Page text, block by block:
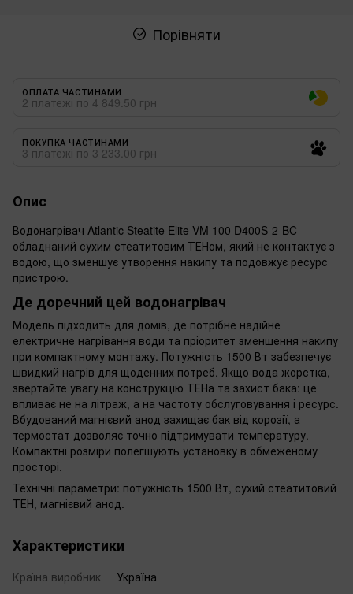
Порівняти
ОПЛАТА ЧАСТИНАМИ
2 платежі по 4 849.50 грн
ПОКУПКА ЧАСТИНАМИ
3 платежі по 3 233.00 грн
Опис
Водонагрівач Atlantic Steatite Elite VM 100 D400S-2-BC
обладнаний сухим стеатитовим ТЕНом, який не контактує з
водою, що зменшує утворення накипу та подовжує ресурс
пристрою.
Де доречний цей водонагрівач
Модель підходить для домів, де потрібне надійне
електричне нагрівання води та пріоритет зменшення накипу
при компактному монтажу. Потужність 1500 Вт забезпечує
швидкий нагрів для щоденних потреб. Якщо вода жорстка,
звертайте увагу на конструкцію ТЕНа та захист бака: це
впливає не на літраж, а на частоту обслуговування і ресурс.
Вбудований магнієвий анод захищає бак від корозії, а
термостат дозволяє точно підтримувати температуру.
Компактні розміри полегшують установку в обмеженому
просторі.
Технічні параметри: потужність 1500 Вт, сухий стеатитовий
ТЕН, магнієвий анод.
Характеристики
Країна виробник
Україна